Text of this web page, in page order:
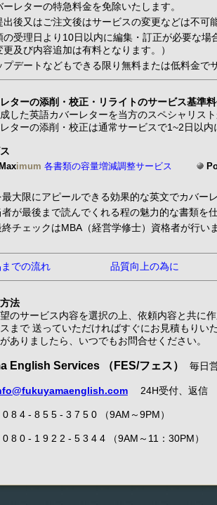
レターの特急料金を免除いたします。
出後又はご注文後はサービスの変更などは不可
の受理日より10日以内に編集・訂正が必要な場
更及び内容追加は有料となります。）
プデートなどもできる限り無料または低料金で
ターの添削・校正・リライトのサービス基準
した英語カバーレターを当方のスペシャリス
ターの添削・校正は通常サービスで1~2日以内
imum 各書類の容量増減調整サービス
大限にアピールできる効果的な英文でカバー
が最後まで読んでくれる程の魅力的な書類を仕
チェックはMBA（経営学修士）資格者が行いま
での流れ 品質向上の為に
法
のサービス内容を選択の上、依頼内容と共に
まで 送っていただければすぐにお見積もりいた
ありましたら、いつでもお問合せください。
English Services （FES/フェス） 毎日
24H受付、返信
8 4 - 8 5 5 - 3 7 5 0 （9AM～9PM）
8 0 - 1 9 2 2 - 5 3 4 4 （9AM～11：30PM）